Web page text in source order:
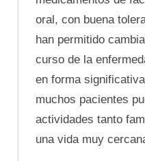
oral, con buena
han permitido
curso de la
en forma
muchos pacientes
actividades tanto
una vida muy